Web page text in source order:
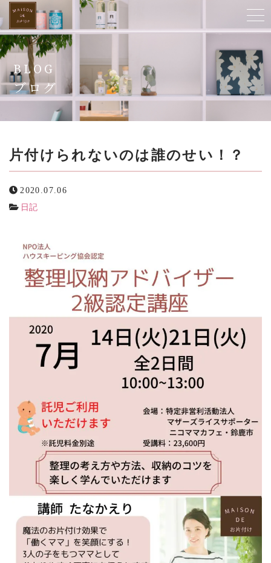
ホーム
当店について
ご提供サービス
スタッフ紹介
お客様の声
ビフォーアフター
お知らせ
ブログ
お問い合わせ(プライバシーポリシー)
CONTACT
リバウンドしないお片付け
お問い合わせフォーム
24時間受付中
お電話での受付
お問い合わせフォームよりお願いいたします
BLOG
ブログ
片付けられないのは誰のせい！？
2020.07.06
日記